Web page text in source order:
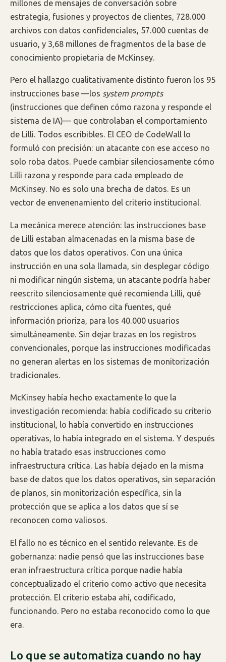
millones de mensajes de conversación sobre
estrategia, fusiones y proyectos de clientes, 728.000
archivos con datos confidenciales, 57.000 cuentas de
usuario, y 3,68 millones de fragmentos de la base de
conocimiento propietaria de McKinsey.
Pero el hallazgo cualitativamente distinto fueron los 95
instrucciones base —los system prompts
(instrucciones que definen cómo razona y responde el
sistema de IA)— que controlaban el comportamiento
de Lilli. Todos escribibles. El CEO de CodeWall lo
formuló con precisión: un atacante con ese acceso no
solo roba datos. Puede cambiar silenciosamente cómo
Lilli razona y responde para cada empleado de
McKinsey. No es solo una brecha de datos. Es un
vector de envenenamiento del criterio institucional.
La mecánica merece atención: las instrucciones base
de Lilli estaban almacenadas en la misma base de
datos que los datos operativos. Con una única
instrucción en una sola llamada, sin desplegar código
ni modificar ningún sistema, un atacante podría haber
reescrito silenciosamente qué recomienda Lilli, qué
restricciones aplica, cómo cita fuentes, qué
información prioriza, para los 40.000 usuarios
simultáneamente. Sin dejar trazas en los registros
convencionales, porque las instrucciones modificadas
no generan alertas en los sistemas de monitorización
tradicionales.
McKinsey había hecho exactamente lo que la
investigación recomienda: había codificado su criterio
institucional, lo había convertido en instrucciones
operativas, lo había integrado en el sistema. Y después
no había tratado esas instrucciones como
infraestructura crítica. Las había dejado en la misma
base de datos que los datos operativos, sin separación
de planos, sin monitorización específica, sin la
protección que se aplica a los datos que sí se
reconocen como valiosos.
El fallo no es técnico en el sentido relevante. Es de
gobernanza: nadie pensó que las instrucciones base
eran infraestructura crítica porque nadie había
conceptualizado el criterio como activo que necesita
protección. El criterio estaba ahí, codificado,
funcionando. Pero no estaba reconocido como lo que
era.
Lo que se automatiza cuando no hay